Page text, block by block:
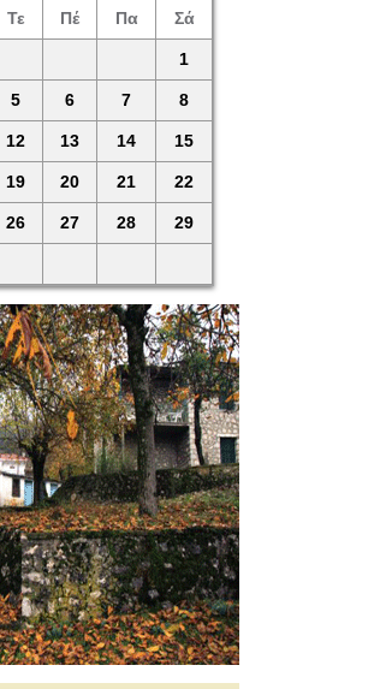
Τε Πέ Πα Σά
1
5 6 7 8
12 13 14 15
19 20 21 22
26 27 28 29